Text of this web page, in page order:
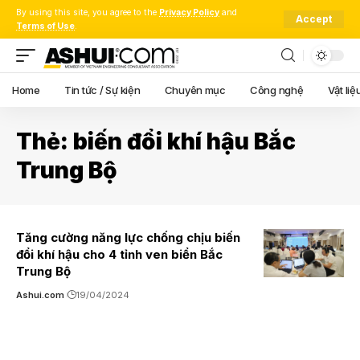
By using this site, you agree to the Privacy Policy and
Terms of Use.
Accept
Home Tin tức / Sự kiện Chuyên mục Công nghệ Vật
Thẻ: biến đổi khí hậu Bắc
Trung Bộ
Tăng cường năng lực chống chịu biến
đổi khí hậu cho 4 tỉnh ven biển Bắc
Trung Bộ
Ashui.com 19/04/2024